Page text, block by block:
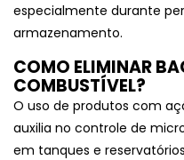
especialmente durante
armazenamento.
COMO ELIMINAR
COMBUSTÍVEL?
O uso de produtos com
auxilia no controle de
em tanques e